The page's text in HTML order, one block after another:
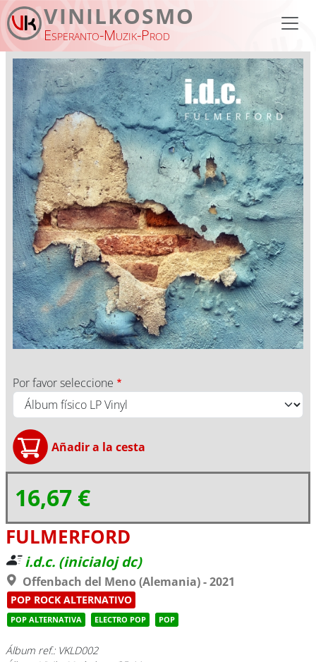
Pasar al contenido principal
VINILKOSMO
Esperanto-Muzik-Prod
Por favor seleccione
16,67 €
FULMERFORD
i.d.c. (inicialoj dc)
Offenbach del Meno (Alemania) - 2021
POP ROCK ALTERNATIVO
POP ALTERNATIVA ELECTRO POP POP
Álbum ref.: VKLD002